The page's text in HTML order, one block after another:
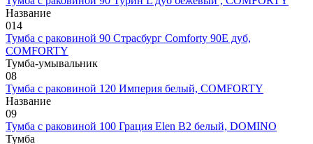
Название
014
Тумба с раковиной 90 Страсбург Comforty 90E дуб,
COMFORTY
Тумба-умывальник
08
Тумба с раковиной 120 Империя белый, COMFORTY
Название
09
Тумба с раковиной 100 Грация Elen В2 белый, DOMINO
Тумба